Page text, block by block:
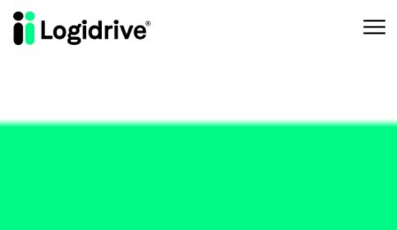
Aller au contenu principal